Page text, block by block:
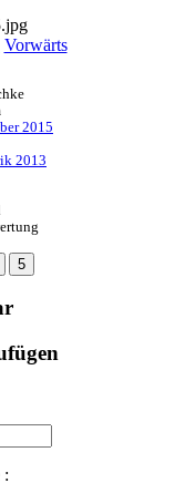
Vorwärts
2015
2013
: